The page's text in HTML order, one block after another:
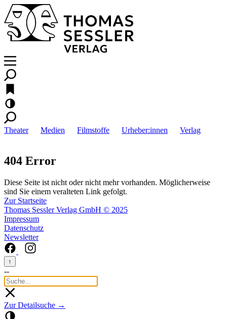
Theater Medien Filmstoffe Urheber:innen Verlag
404 Error
Diese Seite ist nicht oder nicht mehr vorhanden. Möglicherweise
sind Sie einem veralteten Link gefolgt.
Zur Startseite
Thomas Sessler Verlag GmbH © 2025
Impressum
Datenschutz
Newsletter
↑
--
Zur Detailsuche →